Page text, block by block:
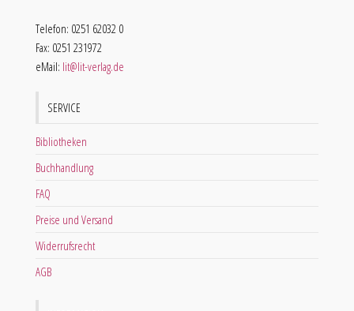
Telefon: 0251 62032 0
Fax: 0251 231972
eMail: lit@lit-verlag.de
SERVICE
Bibliotheken
Buchhandlung
FAQ
Preise und Versand
Widerrufsrecht
AGB